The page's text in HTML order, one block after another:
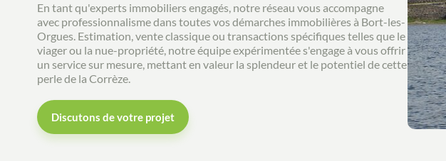
En tant qu'experts immobiliers engagés, notre réseau vous accompagne
avec professionnalisme dans toutes vos démarches immobilières à Bort-les-
Orgues. Estimation, vente classique ou transactions spécifiques telles que le
viager ou la nue-propriété, notre équipe expérimentée s'engage à vous offrir
un service sur mesure, mettant en valeur la splendeur et le potentiel de cette
perle de la Corrèze.
Discutons de votre projet